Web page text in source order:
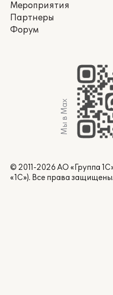
Мероприятия
Партнеры
Форум
Мы в Max
© 2011-2026 АО «Группа
«1С»). Все права защищены.